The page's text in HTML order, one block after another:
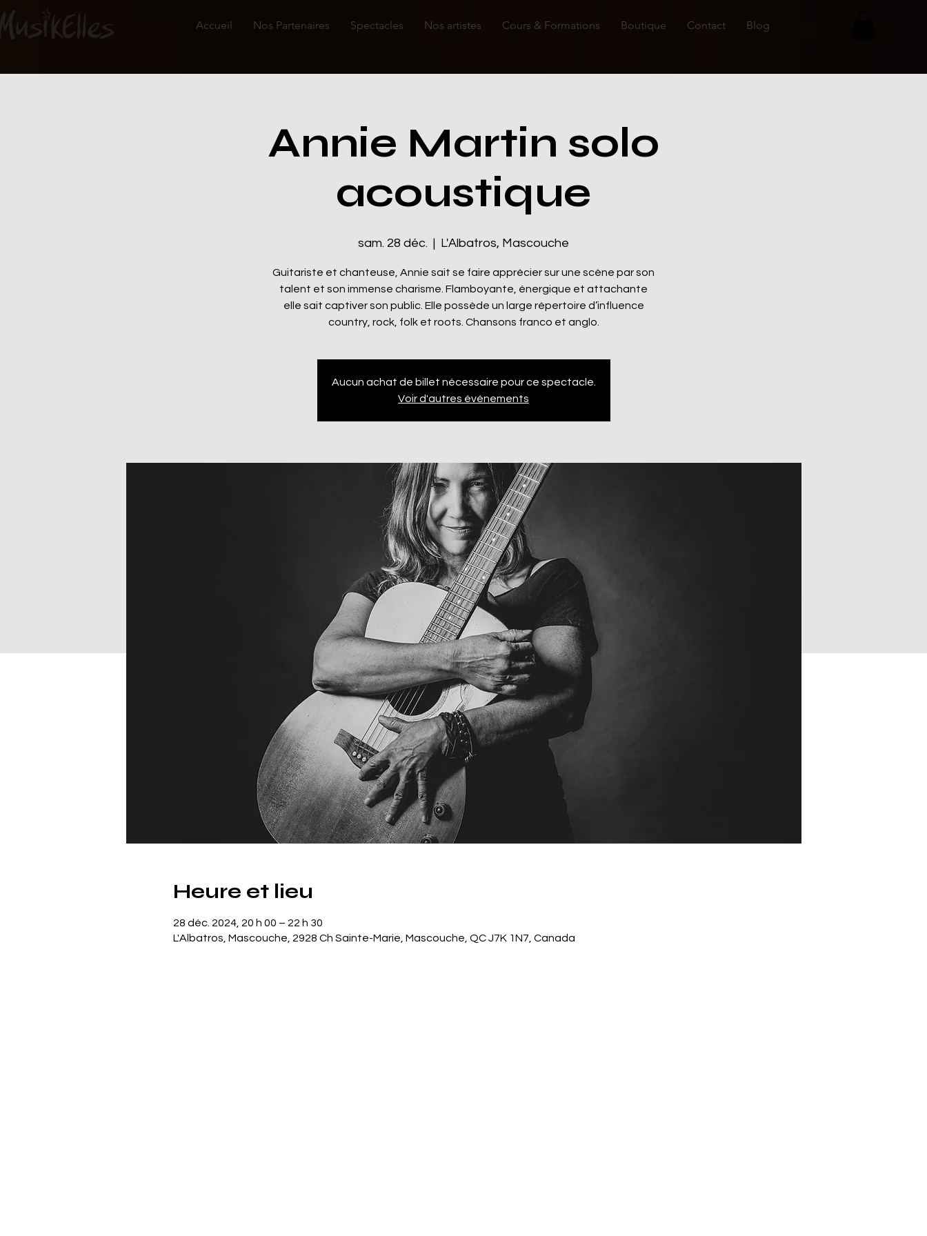
Accueil Nos Partenaires Spectacles Nos artistes Cours & Formations Boutique Contact Blog
Annie Martin solo
acoustique
sam. 28 déc.
  |
L'Albatros, Mascouche
Guitariste et chanteuse, Annie sait se faire apprécier sur une scène par son
talent et son immense charisme. Flamboyante, énergique et attachante
elle sait captiver son public. Elle possède un large répertoire d’influence
country, rock, folk et roots. Chansons franco et anglo.
Aucun achat de billet nécessaire pour ce spectacle.
Voir d'autres événements
Heure et lieu
28 déc. 2024, 20 h 00 – 22 h 30
L'Albatros, Mascouche, 2928 Ch Sainte-Marie, Mascouche, QC J7K 1N7, Canada